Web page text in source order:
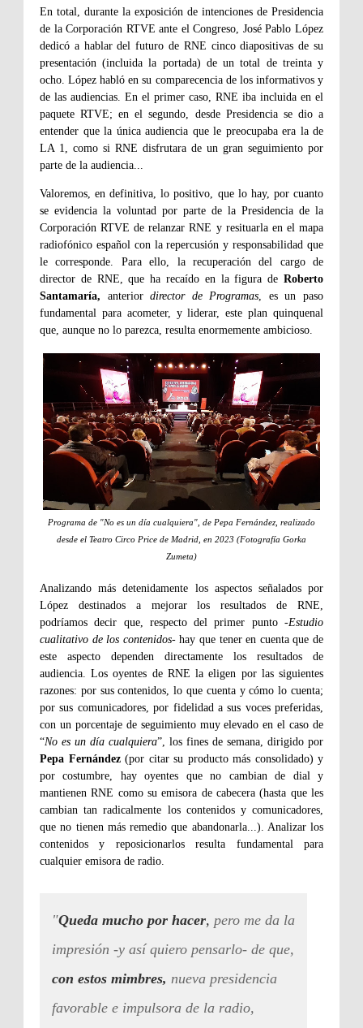
En total, durante la exposición de intenciones de Presidencia
de la Corporación RTVE ante el Congreso, José Pablo López
dedicó a hablar del futuro de RNE cinco diapositivas de su
presentación (incluida la portada) de un total de treinta y
ocho. López habló en su comparecencia de los informativos y
de las audiencias. En el primer caso, RNE iba incluida en el
paquete RTVE; en el segundo, desde Presidencia se dio a
entender que la única audiencia que le preocupaba era la de
LA 1, como si RNE disfrutara de un gran seguimiento por
parte de la audiencia...
Valoremos, en definitiva, lo positivo, que lo hay, por cuanto
se evidencia la voluntad por parte de la Presidencia de la
Corporación RTVE de relanzar RNE y resituarla en el mapa
radiofónico español con la repercusión y responsabilidad que
le corresponde. Para ello, la recuperación del cargo de
director de RNE, que ha recaído en la figura de Roberto
Santamaría, anteriordirector de Programas, es un paso
fundamental para acometer, y liderar, este plan quinquenal
que, aunque no lo parezca, resulta enormemente ambicioso.
Programa de "No es un día cualquiera", de Pepa Fernández, realizado
desde el Teatro Circo Price de Madrid, en 2023 (Fotografía Gorka
Zumeta)
Analizando más detenidamente los aspectos señalados por
López destinados a mejorar los resultados de RNE,
podríamos decir que, respecto del primer punto -Estudio
cualitativo de los contenidos- hay que tener en cuenta que de
este aspecto dependen directamente los resultados de
audiencia. Los oyentes de RNE la eligen por las siguientes
razones: por sus contenidos, lo que cuenta y cómo lo cuenta;
por sus comunicadores, por fidelidad a sus voces preferidas,
con un porcentaje de seguimiento muy elevado en el caso de
“No es un día cualquiera”, los fines de semana, dirigido por
Pepa Fernández(por citar su producto más consolidado) y
por costumbre, hay oyentes que no cambian de dial y
mantienen RNE como su emisora de cabecera (hasta que les
cambian tan radicalmente los contenidos y comunicadores,
que no tienen más remedio que abandonarla...). Analizar los
contenidos y reposicionarlos resulta fundamental para
cualquier emisora de radio.
"Queda mucho por hacer, pero me da la
impresión -y así quiero pensarlo- de que,
con estos mimbres, nueva presidencia
favorable e impulsora de la radio,